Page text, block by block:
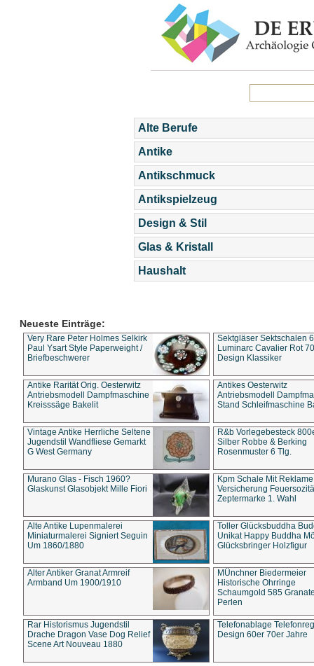
Alte Berufe
Antike
Antikschmuck
Antikspielzeug
Design & Stil
Glas & Kristall
Haushalt
Neueste Einträge:
Very Rare Peter Holmes Selkirk
Paul Ysart Style Paperweight /
Briefbeschwerer
Sektgläser Sektschalen
Luminarc Cavalier Rot
Design Klassiker
Antike Rarität Orig. Oesterwitz
Antriebsmodell Dampfmaschine
Kreisssäge Bakelit
Antikes Oesterwitz
Antriebsmodell
Stand Schleifmaschine
Vintage Antike Herrliche Seltene
Jugendstil Wandfliese Gemarkt
G West Germany
R&b Vorlegebesteck
Silber Robbe & Berking
Rosenmuster 6 Tlg.
Murano Glas - Fisch 1960?
Glaskunst Glasobjekt Mille Fiori
Kpm Schale Mit Reklame
Versicherung
Zeptermarke 1. Wahl
Alte Antike Lupenmalerei
Miniaturmalerei Signiert Seguin
Um 1860/1880
Toller Glücksbuddha
Unikat Happy Buddha
Glücksbringer Holzfigur
Alter Antiker Granat Armreif
Armband Um 1900/1910
MÜnchner Biedermeier
Historische Ohrringe
Schaumgold 585
Perlen
Rar Historismus Jugendstil
Drache Dragon Vase Dog Relief
Scene Art Nouveau 1880
Telefonablage
Design 60er 70er Jahre